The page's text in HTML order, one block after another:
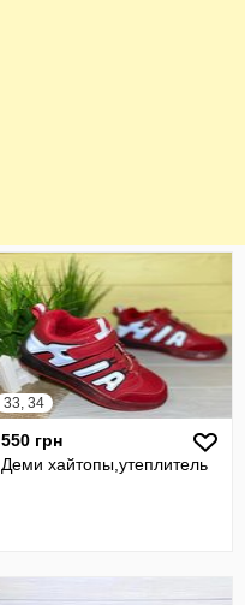
33, 34
550 грн
Деми хайтопы,утеплитель